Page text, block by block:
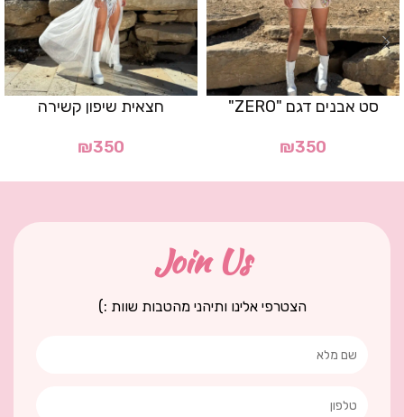
סט אבנים דגם "ZERO"
₪350
חצאית שיפון קשירה
₪350
Join Us
הצטרפי אלינו ותיהני מהטבות שוות :)